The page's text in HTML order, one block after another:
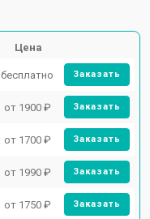
Цена
бесплатно Заказать
от 1900 ₽ Заказать
от 1700 ₽ Заказать
от 1990 ₽ Заказать
от 1750 ₽ Заказать